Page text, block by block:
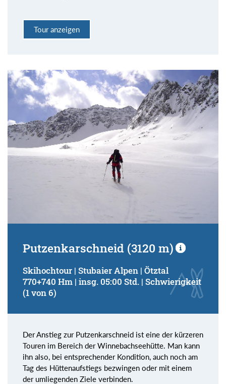
Tour anzeigen
Putzenkarschneid (3120 m)
Skihochtour | Stubaier Alpen | Ötztal
770+740 Hm | insg. 05:00 Std. | Schwierigkeit
(1 von 6)
Der Anstieg zur Putzenkarschneid ist eine der kürzeren
Touren im Bereich der Winnebachseehütte. Man kann
ihn also, bei entsprechender Kondition, auch noch am
Tag des Hüttenaufstiegs bezwingen oder mit einem
der umliegenden Ziele verbinden.